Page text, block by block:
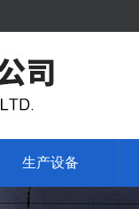
生产设备